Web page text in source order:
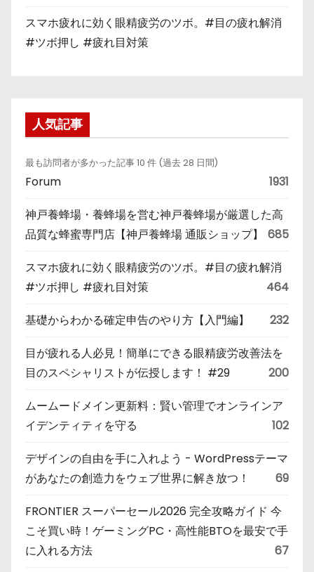
スマホ疲れに効く眼精疲労のツボ。#目の疲れ解消
#ツボ押し #疲れ目対策
人気記事
最も訪問者が多かった記事 10 件 (過去 28 日間)
Forum 1931
神戸養蜂場・養蜂場を営む神戸養蜂場が厳選した高
品質な蜂蜜専門店【神戸養蜂場 通販ショップ】
685
スマホ疲れに効く眼精疲労のツボ。#目の疲れ解消
#ツボ押し #疲れ目対策
464
基礎からわかる確定申告のやり方【入門編】 232
目が疲れる人必見！簡単にできる眼精疲労改善法を
目のスペシャリストが伝授します！ #29
200
ムームードメイン更新料：賢い管理でオンラインア
イデンティティを守る
102
デザインの自由を手に入れよう - WordPressテーマ
があなたの創造力をウェブ世界に解き放つ！
69
FRONTIER スーパーセール2026 完全攻略ガイド 今
こそ買い時！ゲーミングPC・高性能BTOを最安で手
に入れる方法
67